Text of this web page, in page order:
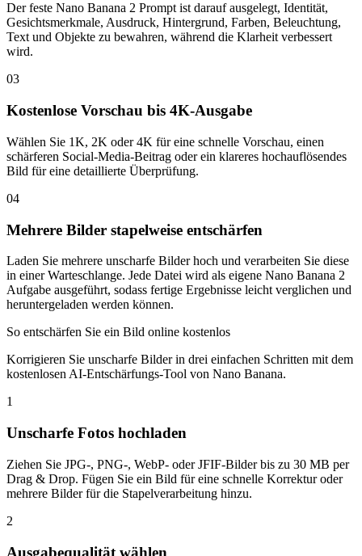
Der feste Nano Banana 2 Prompt ist darauf ausgelegt, Identität,
Gesichtsmerkmale, Ausdruck, Hintergrund, Farben, Beleuchtung,
Text und Objekte zu bewahren, während die Klarheit verbessert
wird.
03
Kostenlose Vorschau bis 4K-Ausgabe
Wählen Sie 1K, 2K oder 4K für eine schnelle Vorschau, einen
schärferen Social-Media-Beitrag oder ein klareres hochauflösendes
Bild für eine detaillierte Überprüfung.
04
Mehrere Bilder stapelweise entschärfen
Laden Sie mehrere unscharfe Bilder hoch und verarbeiten Sie diese
in einer Warteschlange. Jede Datei wird als eigene Nano Banana 2
Aufgabe ausgeführt, sodass fertige Ergebnisse leicht verglichen und
heruntergeladen werden können.
So entschärfen Sie ein Bild online kostenlos
Korrigieren Sie unscharfe Bilder in drei einfachen Schritten mit dem
kostenlosen AI-Entschärfungs-Tool von Nano Banana.
1
Unscharfe Fotos hochladen
Ziehen Sie JPG-, PNG-, WebP- oder JFIF-Bilder bis zu 30 MB per
Drag & Drop. Fügen Sie ein Bild für eine schnelle Korrektur oder
mehrere Bilder für die Stapelverarbeitung hinzu.
2
Ausgabequalität wählen